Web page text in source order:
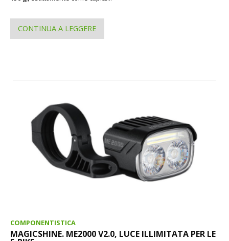
CONTINUA A LEGGERE
COMPONENTISTICA
MAGICSHINE. ME2000 V2.0, LUCE ILLIMITATA PER LE